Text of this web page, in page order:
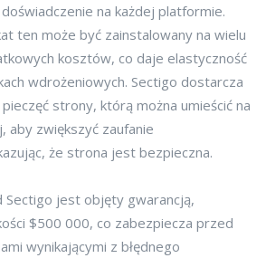
na każdej platformie.
ten może być zainstalowany na wielu
kosztów, co daje elastyczność
wdrożeniowych. Sectigo dostarcza
strony, którą można umieścić na
zwiększyć zaufanie
że strona jest bezpieczna.
Sectigo jest objęty gwarancją,
$500 000, co zabezpiecza przed
wynikającymi z błędnego